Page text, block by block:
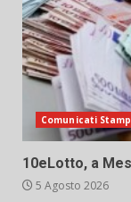
Comunicati
10eLotto, a
5 Agosto 2026